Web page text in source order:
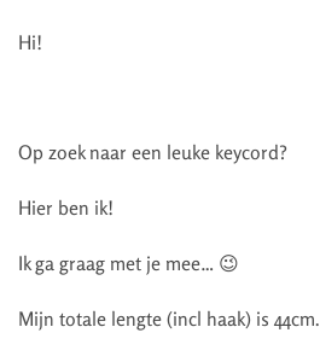
Hi!
Op zoek naar een leuke keycord?
Hier ben ik!
Ik ga graag met je mee… 😉
Mijn totale lengte (incl haak) is 44cm.